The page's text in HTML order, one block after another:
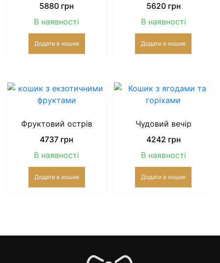
5880 грн
В наявності
Додати в кошик
5620грн
В наявності
Додати в кошик
Фруктовий острів
4737 грн
В наявності
Додати в кошик
Чудовий вечір
4242 грн
В наявності
Додати в кошик